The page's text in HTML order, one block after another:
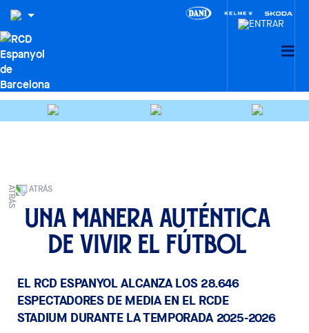
ATRÁS
Una manera auténtica
de vivir el fútbol
EL RCD ESPANYOL ALCANZA LOS 28.646
ESPECTADORES DE MEDIA EN EL RCDE
STADIUM DURANTE LA TEMPORADA 2025-2026